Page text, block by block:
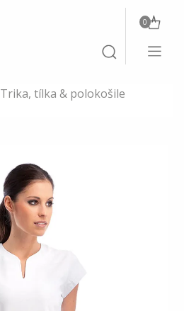
Toggle
search
0
Toggle
Trika, tílka & polokošile